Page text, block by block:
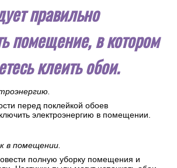
правильно
помещение, в котором
клеить обои.
перед поклейкой обоев
электроэнергию в помещении.
в помещении.
полную уборку помещения и